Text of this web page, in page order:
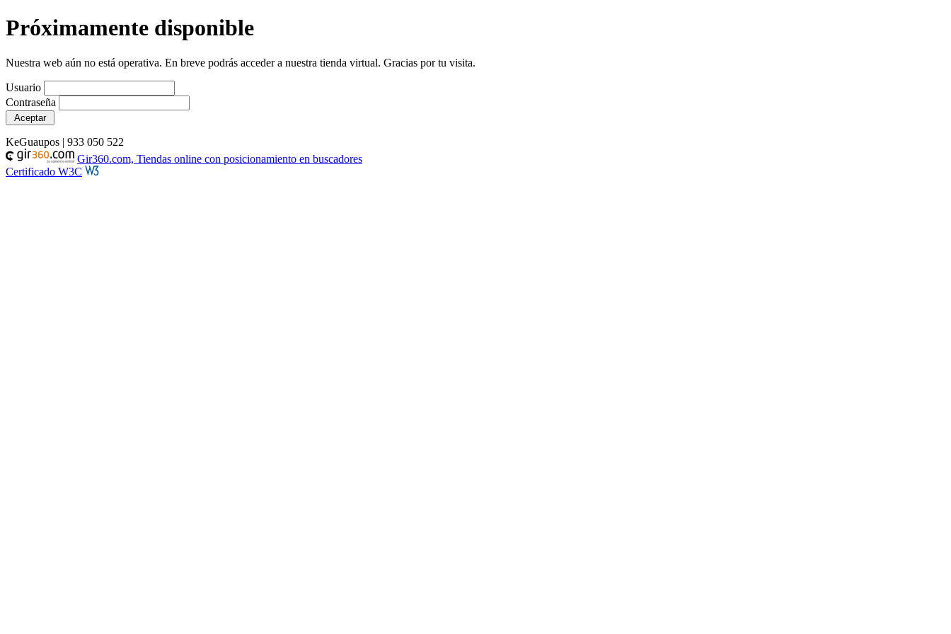
Próximamente disponible
Nuestra web aún no está operativa. En breve podrás acceder a nuestra tienda virtual. Gracias por tu visita.
Usuario
Contraseña
KeGuaupos | 933 050 522
Gir360.com, Tiendas online con posicionamiento en buscadores
Certificado W3C